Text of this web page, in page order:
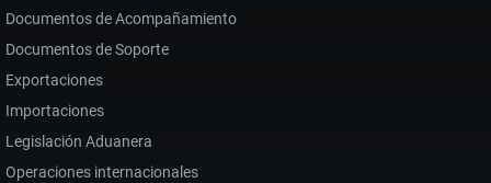
Documentos de Acompañamiento
Documentos de Soporte
Exportaciones
Importaciones
Legislación Aduanera
Operaciones internacionales